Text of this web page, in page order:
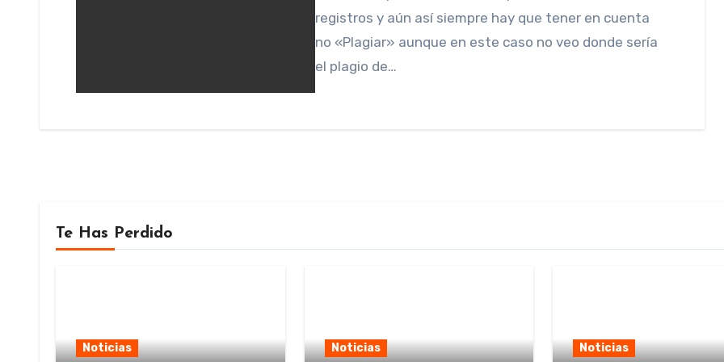
registros y aún así siempre hay que tener en cuenta
no «Plagiar» aunque en este caso no veo donde sería
el plagio de…
Te Has Perdido
Noticias Noticias Noticias